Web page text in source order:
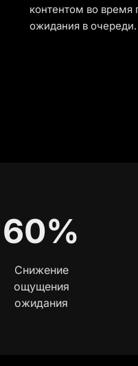
контентом во время
ожидания в очереди.
60%
Снижение
ощущения
ожидания